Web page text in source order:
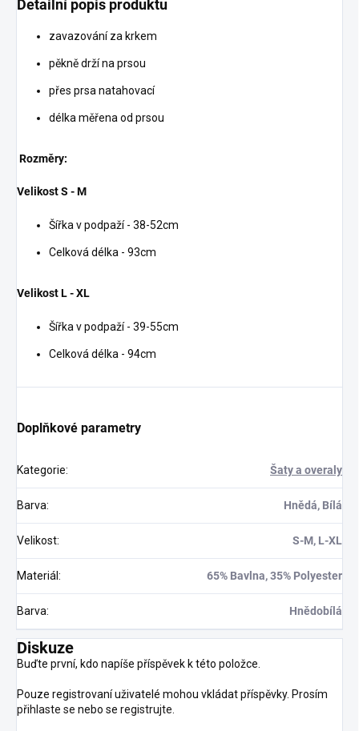
Detailní popis produktu
zavazování za krkem
pěkně drží na prsou
přes prsa natahovací
délka měřena od prsou
Rozměry:
Velikost S - M
Šířka v podpaží - 38-52cm
Celková délka - 93cm
Velikost L - XL
Šířka v podpaží - 39-55cm
Celková délka - 94cm
Doplňkové parametry
Kategorie: Šaty a overaly
Barva: Hnědá, Bílá
Velikost: S-M, L-XL
Materiál : 65% Bavlna, 35% Polyester
Barva: Hnědobílá
Diskuze
Buďte první, kdo napíše příspěvek k této položce.
Pouze registrovaní uživatelé mohou vkládat příspěvky. Prosím
přihlaste se nebo se registrujte